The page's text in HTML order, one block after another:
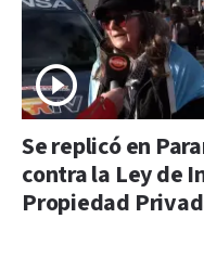
Se replicó en
contra la Ley de
Propiedad